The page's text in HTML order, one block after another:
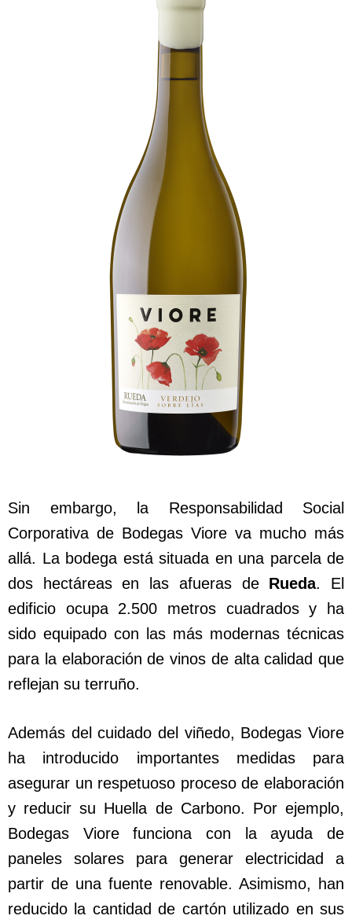
Sin embargo, la Responsabilidad Social
Corporativa de Bodegas Viore va mucho más
allá. La bodega está situada en una parcela de
dos hectáreas en las afueras de Rueda. El
edificio ocupa 2.500 metros cuadrados y ha
sido equipado con las más modernas técnicas
para la elaboración de vinos de alta calidad que
reflejan su terruño.
Además del cuidado del viñedo, Bodegas Viore
ha introducido importantes medidas para
asegurar un respetuoso proceso de elaboración
y reducir su Huella de Carbono. Por ejemplo,
Bodegas Viore funciona con la ayuda de
paneles solares para generar electricidad a
partir de una fuente renovable. Asimismo, han
reducido la cantidad de cartón utilizado en sus